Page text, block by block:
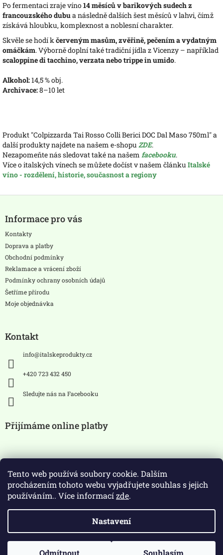
Tento web používá soubory cookie. Dalším
procházením tohoto webu vyjadřujete souhlas s jejich
používáním.. Více informacízde.
Nastavení
Odmítnout Souhlasím
Po fermentaci zraje víno14 měsíců v barikových sudech z
francouzského dubua následně dalších šest měsíců v lahvi, čímž
získává hloubku, komplexnost a noblesní charakter.
Skvěle se hodí kčerveným masům, zvěřině, pečením a vydatným
omáčkám. Výborně doplní také tradiční jídla z Vicenzy – například
scaloppine di tacchino, verzata nebo trippe in umido.
Alkohol:14,5 % obj.
Archivace:8–10 let
Produkt "Colpizzarda Tai Rosso Colli Berici DOC Dal Maso 750ml" a
další produkty najdete na našem e-shopu ZDE.
Nezapomeňte nás sledovat také na našem facebooku.
Více o italských vínech se můžete dočíst v našem článku Italské
víno - rozdělení, historie, současnost a regiony
pInformace pro vás
Kontakty
Doprava a platby
Obchodní podmínky
Reklamace a vrácení zboží
Podmínky ochrany osobních údajů
Šetříme přírodu
Moje objednávka
Kontakt
info@italskeprodukty.cz
+420 723 432 450
Sledujte nás na Facebooku
Přijímáme online platby
Zákaz prodeje alkoholických
nápojů osobám mladších 18 let.
Vytvořil ShoptetCopyright 2026 ItalskeProdukty.cz. Všechna práva